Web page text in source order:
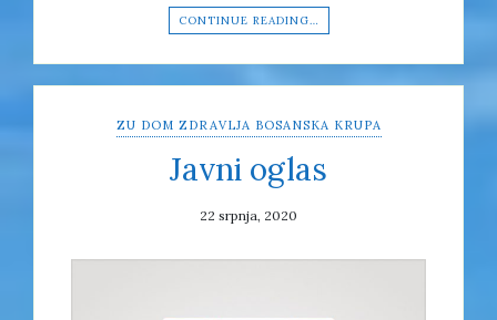
CONTINUE READING…
ZU DOM ZDRAVLJA BOSANSKA KRUPA
Javni oglas
22 srpnja, 2020